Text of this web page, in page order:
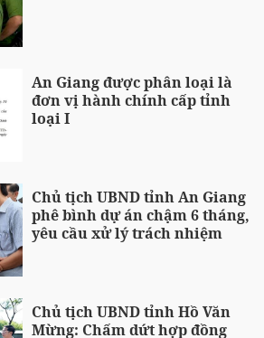
An Giang được phân loại là
đơn vị hành chính cấp tỉnh
loại I
Chủ tịch UBND tỉnh An Giang
phê bình dự án chậm 6 tháng,
yêu cầu xử lý trách nhiệm
Chủ tịch UBND tỉnh Hồ Văn
Mừng: Chấm dứt hợp đồng